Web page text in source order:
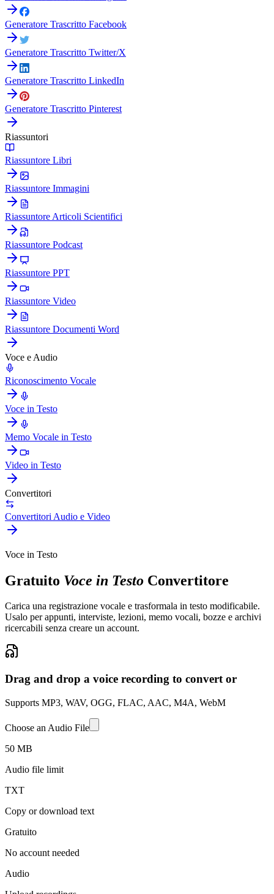
Generatore Trascritto Facebook
Generatore Trascritto Twitter/X
Generatore Trascritto LinkedIn
Generatore Trascritto Pinterest
Riassuntori
Riassuntore Libri
Riassuntore Immagini
Riassuntore Articoli Scientifici
Riassuntore Podcast
Riassuntore PPT
Riassuntore Video
Riassuntore Documenti Word
Voce e Audio
Riconoscimento Vocale
Voce in Testo
Memo Vocale in Testo
Video in Testo
Convertitori
Convertitori Audio e Video
Voce in Testo
Gratuito Voce in Testo Convertitore
Carica una registrazione vocale e trasformala in testo modificabile.
Usalo per appunti, interviste, lezioni, memo vocali, bozze e archivi
ricercabili senza creare un account.
Drag and drop a voice recording to convert or
Supports MP3, WAV, OGG, FLAC, AAC, M4A, WebM
Choose an Audio File
50 MB
Audio file limit
TXT
Copy or download text
Gratuito
No account needed
Audio